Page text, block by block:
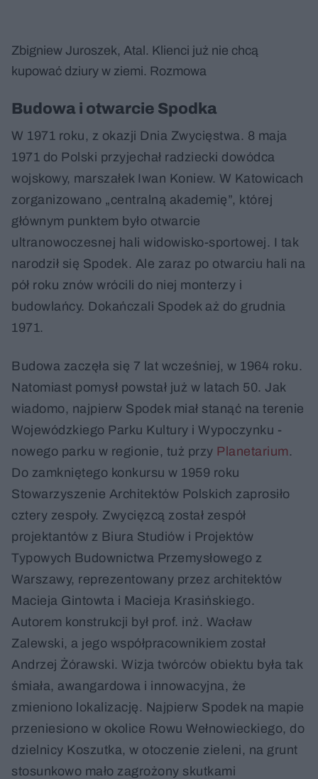
Zbigniew Juroszek, Atal. Klienci już nie chcą
kupować dziury w ziemi. Rozmowa
Budowa i otwarcie Spodka
W 1971 roku, z okazji Dnia Zwycięstwa. 8 maja
1971 do Polski przyjechał radziecki dowódca
wojskowy, marszałek Iwan Koniew. W Katowicach
zorganizowano „centralną akademię”, której
głównym punktem było otwarcie
ultranowoczesnej hali widowisko-sportowej. I tak
narodził się Spodek. Ale zaraz po otwarciu hali na
pół roku znów wrócili do niej monterzy i
budowlańcy. Dokańczali Spodek aż do grudnia
1971.
Budowa zaczęła się 7 lat wcześniej, w 1964 roku.
Natomiast pomysł powstał już w latach 50. Jak
wiadomo, najpierw Spodek miał stanąć na terenie
Wojewódzkiego Parku Kultury i Wypoczynku -
nowego parku w regionie, tuż przy Planetarium .
Do zamkniętego konkursu w 1959 roku
Stowarzyszenie Architektów Polskich zaprosiło
cztery zespoły. Zwycięzcą został zespół
projektantów z Biura Studiów i Projektów
Typowych Budownictwa Przemysłowego z
Warszawy, reprezentowany przez architektów
Macieja Gintowta i Macieja Krasińskiego.
Autorem konstrukcji był prof. inż. Wacław
Zalewski, a jego współpracownikiem został
Andrzej Żórawski. Wizja twórców obiektu była tak
śmiała, awangardowa i innowacyjna, że
zmieniono lokalizację. Najpierw Spodek na mapie
przeniesiono w okolice Rowu Wełnowieckiego, do
dzielnicy Koszutka, w otoczenie zieleni, na grunt
stosunkowo mało zagrożony skutkami